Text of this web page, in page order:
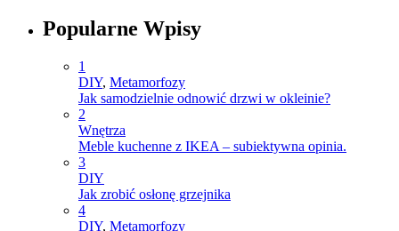
Popularne Wpisy
1
DIY, Metamorfozy
Jak samodzielnie odnowić drzwi w okleinie?
2
Wnętrza
Meble kuchenne z IKEA – subiektywna opinia.
3
DIY
Jak zrobić osłonę grzejnika
4
DIY, Metamorfozy